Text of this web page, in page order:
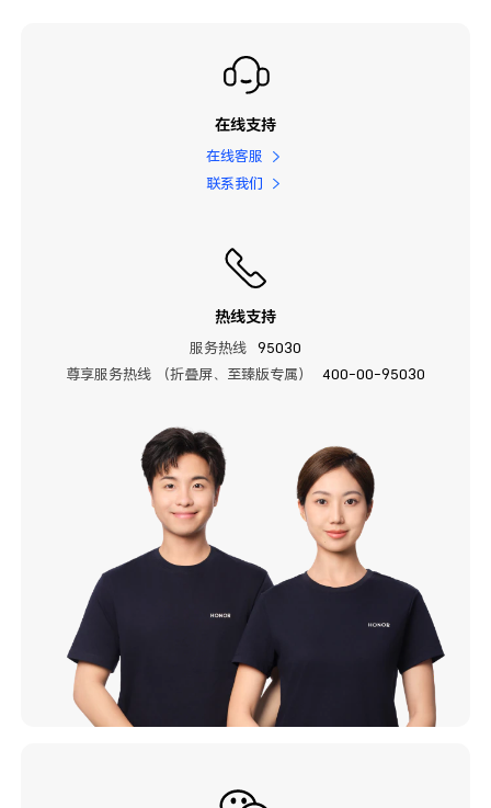
在线支持
在线客服
联系我们
热线支持
服务热线
95030
尊享服务热线 （折叠屏、至臻版专属）
400-00-95030